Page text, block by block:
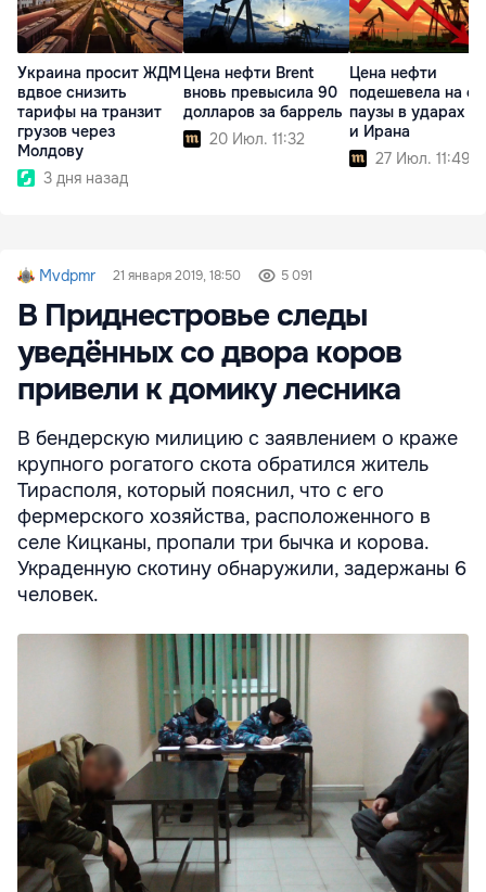
Украина просит ЖДМ
вдвое снизить
тарифы на транзит
грузов через
Молдову
3 дня назад
Цена нефти Brent
вновь превысила 90
долларов за баррель
20 Июл. 11:32
Цена нефти
подешевела на
паузы в ударах
и Ирана
27 Июл. 11:49
Mvdpmr 21 января 2019, 18:50 5 091
В Приднестровье следы
уведённых со двора коров
привели к домику лесника
В бендерскую милицию с заявлением о краже
крупного рогатого скота обратился житель
Тирасполя, который пояснил, что с его
фермерского хозяйства, расположенного в
селе Кицканы, пропали три бычка и корова.
Украденную скотину обнаружили, задержаны 6
человек.